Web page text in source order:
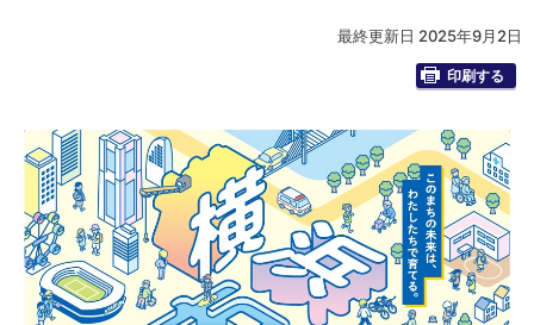
最終更新日 2025年9月2日
印刷する